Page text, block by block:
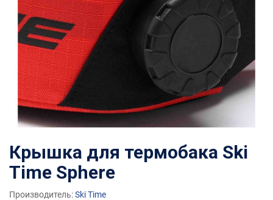
Крышка для термобака Ski
Time Sphere
Производитель:Ski Time